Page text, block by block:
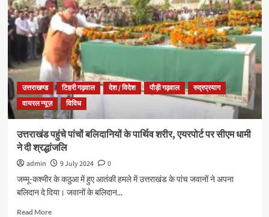
उत्तराखण्ड टिहरी गढ़वाल देश / विदेश पौड़ी गढ़वाल
रुद्रप्रयाग
वायरल न्यूज़
विविध
उत्तराखंड पहुंचे पांचों बलिदानियों के पार्थिव शरीर, एयरपोर्ट पर सीएम धामी
ने दी श्रद्धांजलि
admin 9 July 2024
0
जम्मू-कश्मीर के कठुआ में हुए आतंकी हमले में उत्तराखंड के पांच जवानों ने अपना
बलिदान दे दिया। जवानों के बलिदान...
Read More